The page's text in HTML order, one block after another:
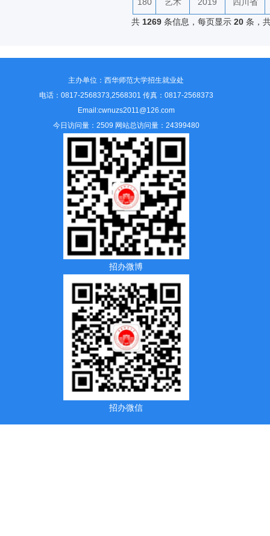
共 1269 条信息，每页显示 20 条，
主办单位：西华师范大学招生就业处
电话：0817-2568373,2568301 传真：0817-2568373
Email:cwnuzs2011@126.com
今日访问量：2509 网站总访问量：24399480
招办微博
招办微信